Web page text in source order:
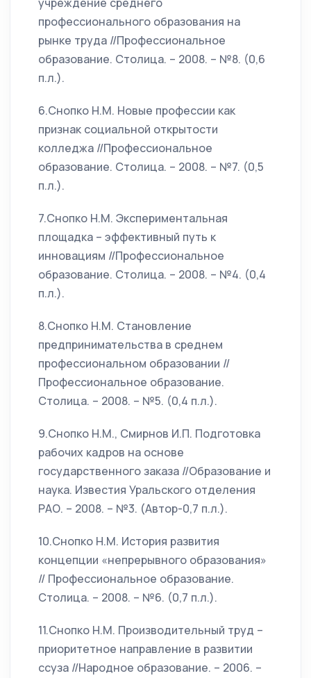
профессионального образования на
рынке труда //Профессиональное
образование. Столица. – 2008. – №8. (0,6
п.л.).
6.Снопко Н.М. Новые профессии как
признак социальной открытости
колледжа //Профессиональное
образование. Столица. – 2008. – №7. (0,5
п.л.).
7.Снопко Н.М. Экспериментальная
площадка – эффективный путь к
инновациям //Профессиональное
образование. Столица. – 2008. – №4. (0,4
п.л.).
8.Снопко Н.М. Становление
предпринимательства в среднем
профессиональном образовании //
Профессиональное образование.
Столица. – 2008. – №5. (0,4 п.л.).
9.Снопко Н.М., Смирнов И.П. Подготовка
рабочих кадров на основе
государственного заказа //Образование и
наука. Известия Уральского отделения
РАО. – 2008. – №3. (Автор-0,7 п.л.).
10.Снопко Н.М. История развития
концепции «непрерывного образования»
// Профессиональное образование.
Столица. – 2008. – №6. (0,7 п.л.).
11.Снопко Н.М. Производительный труд –
приоритетное направление в развитии
ссуза //Народное образование. – 2006. –